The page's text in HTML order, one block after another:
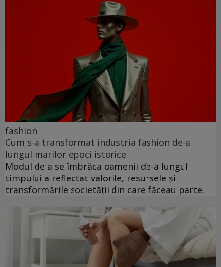
fashion
Cum s-a transformat industria fashion de-a
lungul marilor epoci istorice
Modul de a se îmbrăca oamenii de-a lungul
timpului a reflectat valorile, resursele și
transformările societății din care făceau parte.